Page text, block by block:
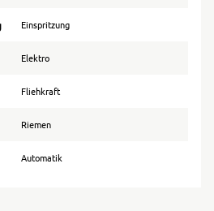
Einspritzung
Elektro
Fliehkraft
Riemen
Automatik